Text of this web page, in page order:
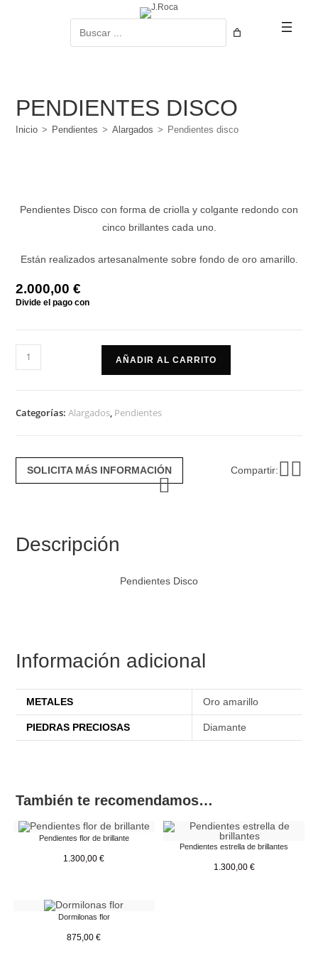
PENDIENTES DISCO
Inicio > Pendientes > Alargados > Pendientes disco
Pendientes Disco con forma de criolla y colgante redondo con
cinco brillantes cada uno.
Están realizados artesanalmente sobre fondo de oro amarillo.
2.000,00€
Pendientes
disco
AÑADIR AL CARRITO
Categorías:Alargados, Pendientes
SOLICITA MÁS INFORMACIÓN Compartir:
Descripción
Pendientes Disco
Información adicional
METALES Oro amarillo
PIEDRAS PRECIOSAS Diamante
También te recomendamos…
Pendientes flor de brillante
1.300,00€
Pendientes estrella de brillantes
1.300,00 €
Dormilonas flor
875,00€